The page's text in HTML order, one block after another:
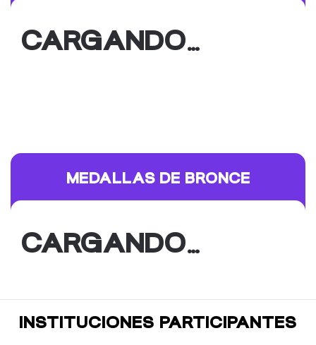
CARGANDO…
MEDALLAS DE BRONCE
CARGANDO…
INSTITUCIONES PARTICIPANTES